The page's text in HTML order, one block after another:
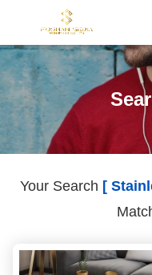
Your Search [